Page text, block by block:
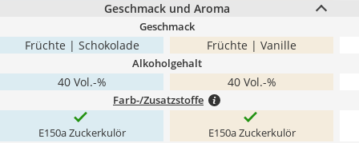
Geschmack und Aroma
Geschmack
Früchte | Schokolade Früchte | Vanille
Alkoholgehalt
40 Vol.-% 40 Vol.-%
Farb-/Zusatzstoffe
E150a Zuckerkulör E150a Zuckerkulör